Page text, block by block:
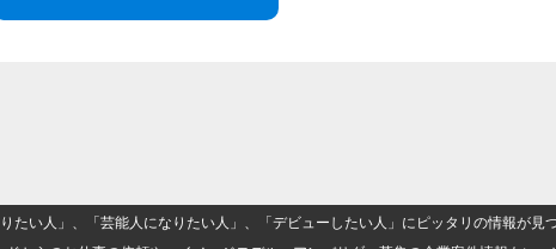
い人」、「芸能人になりたい人」、「デビューしたい人」にピッタリの情報が見つ